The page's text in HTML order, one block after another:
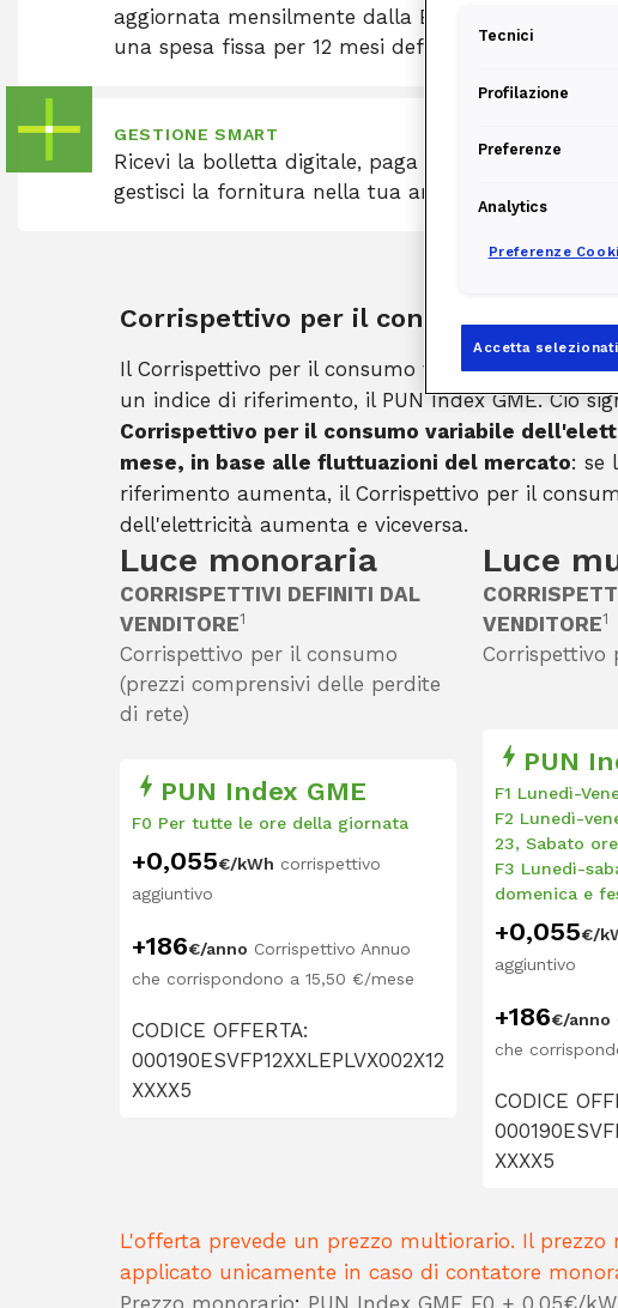
aggiornata mensilmente dalla Borsa Elettrica
una spesa fissa per 12 mesi definita da Edison.
GESTIONE SMART
Ricevi la bolletta digitale, paga con addebito
gestisci la fornitura nella tua area privata online o
Corrispettivo per il consumo variabile
Il Corrispettivo per il consumo variabile
un indice di riferimento, il PUN Index GME. Ciò
Corrispettivo per il consumo variabile
mese, in base alle fluttuazioni del mercato: se
riferimento aumenta, il Corrispettivo per il
dell'elettricità aumenta e viceversa.
Luce monoraria
CORRISPETTIVI DEFINITI DAL
VENDITORE1
Corrispettivo per il consumo
(prezzi comprensivi delle perdite
di rete)
PUN Index GME
F0 Per tutte le ore della giornata
+0,055€/kWh corrispettivo
aggiuntivo
+186€/anno Corrispettivo Annuo
che corrispondono a 15,50 €/mese
CODICE OFFERTA:
000190ESVFP12XXLEPLVX002X12
XXXX5
Luce
VENDITORE1
Corrispettivo
PUN
F1 Lunedì-
F2 Lunedì-
23, Sabato
F3 Lunedì-
domenica e
+0,055€/
aggiuntivo
+186€/anno
che
CODICE
XXXX5
L'offerta prevede un prezzo multiorario. Il prezzo
applicato unicamente in caso di contatore
Prezzo monorario: PUN Index GME F0 + 0,05€/
Tecnici
Profilazione
Preferenze
Analytics
Preferenze
Accetta selezionati